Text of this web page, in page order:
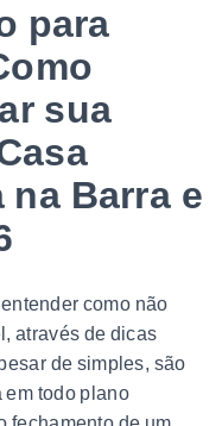
para
sua
Barra e
como não
através de dicas
de simples, são
em todo plano